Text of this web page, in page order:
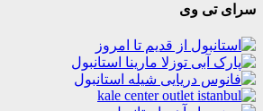
تی وی